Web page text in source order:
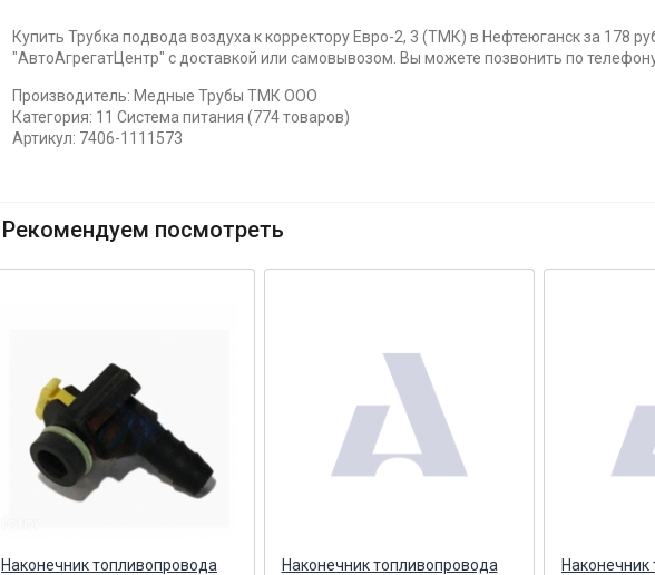
Купить Трубка подвода воздуха к корректору Евро-2, 3 (ТМК) в Нефтеюганск за 178
"АвтоАгрегатЦентр" с доставкой или самовывозом. Вы можете позвонить по
Производитель: Медные Трубы ТМК ООО
Категория: 11 Система питания (774 товаров)
Артикул: 7406-1111573
Рекомендуем посмотреть
Наконечник топливопровода
Наконечник топливопровода
Наконечник